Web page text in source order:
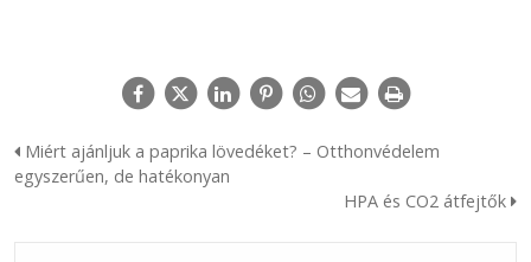
Miért ajánljuk a paprika lövedéket? – Otthonvédelem
egyszerűen, de hatékonyan
HPA és CO2 átfejtők